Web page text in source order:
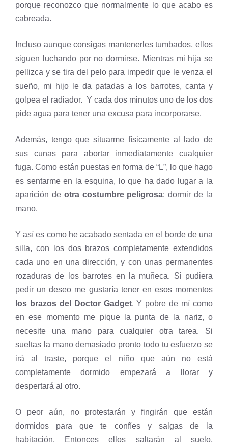
porque reconozco que normalmente lo que acabo es
cabreada.
Incluso aunque consigas mantenerles tumbados, ellos
siguen luchando por no dormirse. Mientras mi hija se
pellizca y se tira del pelo para impedir que le venza el
sueño, mi hijo le da patadas a los barrotes, canta y
golpea el radiador. Y cada dos minutos uno de los dos
pide agua para tener una excusa para incorporarse.
Además, tengo que situarme físicamente al lado de
sus cunas para abortar inmediatamente cualquier
fuga. Como están puestas en forma de “L”, lo que hago
es sentarme en la esquina, lo que ha dado lugar a la
aparición de otra costumbre peligrosa: dormir de la
mano.
Y así es como he acabado sentada en el borde de una
silla, con los dos brazos completamente extendidos
cada uno en una dirección, y con unas permanentes
rozaduras de los barrotes en la muñeca. Si pudiera
pedir un deseo me gustaría tener en esos momentos
los brazos del Doctor Gadget. Y pobre de mí como
en ese momento me pique la punta de la nariz, o
necesite una mano para cualquier otra tarea. Si
sueltas la mano demasiado pronto todo tu esfuerzo se
irá al traste, porque el niño que aún no está
completamente dormido empezará a llorar y
despertará al otro.
O peor aún, no protestarán y fingirán que están
dormidos para que te confíes y salgas de la
habitación. Entonces ellos saltarán al suelo,